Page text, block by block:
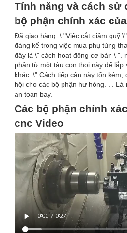
Tính năng và cách sử
bộ phận chính xác
Đã giao hàng. \ "Việc cắt giảm quỹ
đáng kể trong việc mua phụ tùng
đây là \" cách hoạt động cơ bản \ ",
phận từ một tàu con thoi này để lắp
khác. \" Cách tiếp cận này tốn kém,
hội cho các bộ phận hư hỏng. . . Là
an toàn bay.
Các bộ phận chính
cnc Video